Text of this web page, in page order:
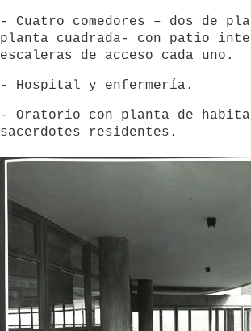
- Cuatro comedores – dos de
planta cuadrada- con patio
escaleras de acceso cada uno.
- Hospital y enfermería.
- Oratorio con planta de
sacerdotes residentes.